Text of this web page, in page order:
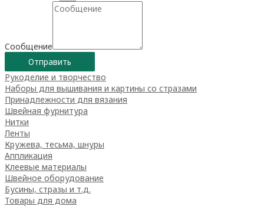
Сообщение
Отправить
Рукоделие и творчество
Наборы для вышивания и картины со стразами
Принадлежности для вязания
Швейная фурнитура
Нитки
Ленты
Кружева, тесьма, шнуры
Аппликация
Клеевые материалы
Швейное оборудование
Бусины, стразы и т.д.
Товары для дома